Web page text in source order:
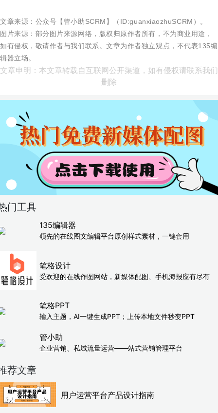
文章来源：公众号【管小助SCRM】（ID:guanxiaozhuSCRM ）。
图片来源：部分图片来源网络，版权归原作者所有，不为商业用途，
如有侵权，敬请作者与我们联系。文章为作者独立观点，不代表135编
辑器立场。
文章申明：本文章转载自互联网公开渠道，如有侵权请联系我们
删除
门工具
135编辑器
领先的在线图文编辑平台原创样式素材，一键套用
笔格设计
受欢迎的在线作图网站，新媒体配图、手机海报应有尽有
笔格PPT
输入主题，AI一键生成PPT；上传本地文件秒变PPT
管小助
企业营销、私域流量运营——站式营销管理平台
荐文章
用户运营平台产品设计指南